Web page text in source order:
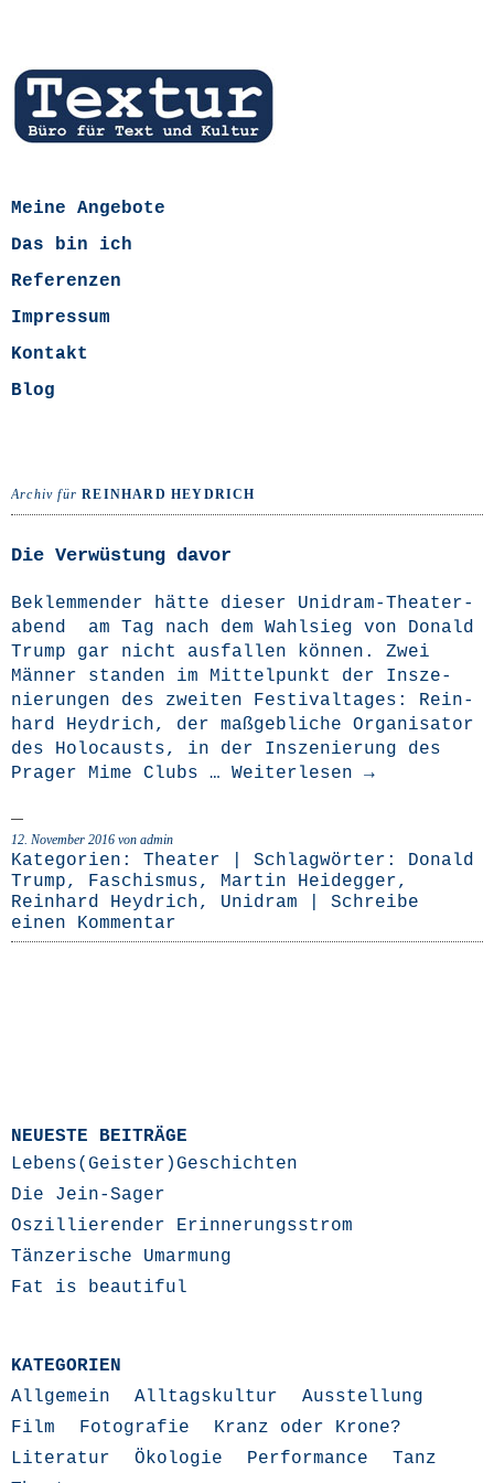
Meine Angebote
Das bin ich
Referenzen
Impressum
Kontakt
Blog
Archiv fürREINHARD HEYDRICH
Die Verwüstung davor
Beklem­men­der hät­te die­ser Uni­­dram-The­a­­ter­
a­bend am Tag nach dem Wahl­sieg von Donald
Trump gar nicht aus­fal­len kön­nen. Zwei
Män­ner stan­den im Mit­tel­punkt der Insze­
nie­run­gen des zwei­ten Fes­ti­val­ta­ges: Rein­
hard Heyd­rich, der maß­geb­li­che Orga­ni­sa­tor
des Holo­causts, in der Insze­nie­rung des
Pra­ger Mime Clubs … Wei­ter­le­sen →
12. November 2016 von admin
Kategorien: Theater | Schlagwörter: Donald
Trump, Faschismus, Martin Heidegger,
Reinhard Heydrich, Unidram
Schreibe
einen Kommentar
NEUESTE BEITRÄGE
Lebens(Geister)Geschichten
Die Jein-Sager
Oszillierender Erinnerungsstrom
Tänzerische Umarmung
Fat is beautiful
KATEGORIEN
Allgemein
Alltagskultur
Ausstellung
Film
Fotografie
Kranz oder Krone?
Literatur
Ökologie Performance
Tanz